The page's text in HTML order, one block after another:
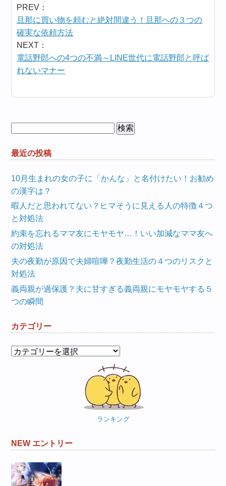
PREV：
旦那に買い物を頼むと絶対間違う！旦那への３つの
確実な依頼方法
NEXT：
電話野郎への4つの不満～LINE世代に電話野郎と呼ば
れないマナー
最近の投稿
10月生まれの女の子に「かんな」と名付けたい！お勧め
の漢字は？
暇人だと思われてない？ヒマそうに見える人の特徴４つ
と対処法
約束を忘れるママ友にモヤモヤ…！いい加減なママ友へ
の対処法
夫の夜勤が原因で夫婦喧嘩？夜勤生活の４つのリスクと
対処法
義両親が過保護？夫に甘すぎる義両親にモヤモヤする５
つの瞬間
カテゴリー
カ
ランキング
NEW エントリー